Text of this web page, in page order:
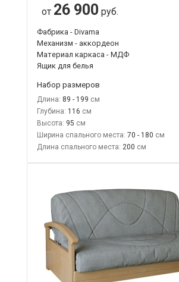
от 26 900 руб.
Фабрика - Divama
Механизм - аккордеон
Материал каркаса - МДФ
Ящик для белья
Набор размеров
Длина: 89 - 199
Глубина: 116
Высота: 95
Ширина спального места: 70 - 180
Длина спального места: 200